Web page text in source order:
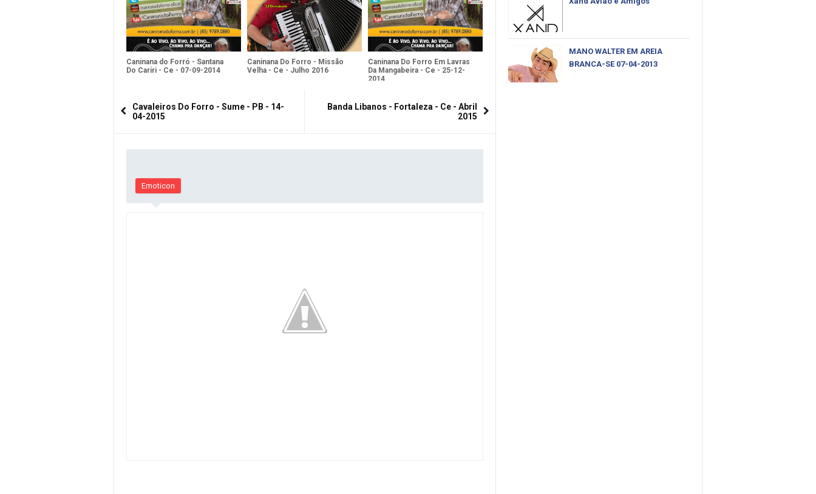
Caninana do Forró - Santana
Do Cariri - Ce - 07-09-2014
Caninana Do Forro - Missão
Velha - Ce - Julho 2016
Caninana Do Forro Em Lavras
Da Mangabeira - Ce - 25-12-
2014
Cavaleiros Do Forro - Sume - PB - 14-
04-2015
Banda Libanos - Fortaleza - Ce - Abril
2015
Emoticon
MANO WALTER EM AREIA
BRANCA-SE 07-04-2013